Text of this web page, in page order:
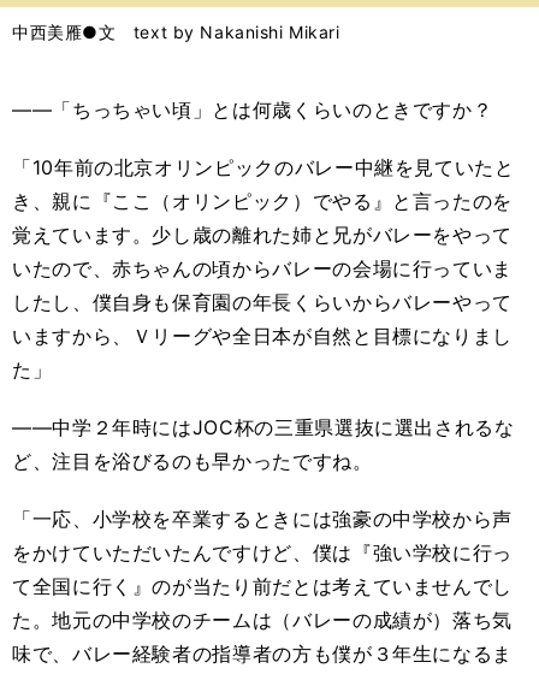
バ
中西美雁●文 text by Nakanishi Mikari
――「ちっちゃい頃」とは何歳くらいのときですか？
「10年前の北京オリンピックのバレー中継を見ていたと
き、親に『ここ（オリンピック）でやる』と言ったのを
覚えています。少し歳の離れた姉と兄がバレーをやって
いたので、赤ちゃんの頃からバレーの会場に行っていま
したし、僕自身も保育園の年長くらいからバレーやって
いますから、Ｖリーグや全日本が自然と目標になりまし
た」
――中学２年時にはJOC杯の三重県選抜に選出されるな
ど、注目を浴びるのも早かったですね。
「一応、小学校を卒業するときには強豪の中学校から声
をかけていただいたんですけど、僕は『強い学校に行っ
て全国に行く』のが当たり前だとは考えていませんでし
た。地元の中学校のチームは（バレーの成績が）落ち気
味で、バレー経験者の指導者の方も僕が３年生になるま